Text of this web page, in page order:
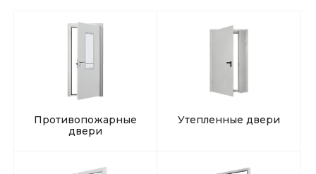
Противопожарные
двери
Утепленные двери